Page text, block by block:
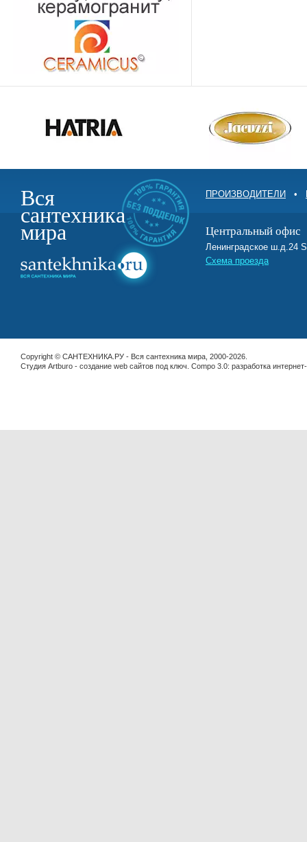
Вся
сантехника
мира
ПРОИЗВОДИТЕЛИ •
Центральный офис
Ленинградское ш.д.24
Схема проезда
Copyright © САНТЕХНИКА.РУ - Вся сантехника мира, 2000-2026.
Студия Artburo - cоздание web сайтов под ключ . Compo 3.0: разработка